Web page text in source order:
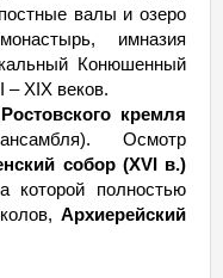
валы и озеро
имназия
Конюшенный
– XIX веков.
кремля
Осмотр
собор (XVI в.)
которой полностью
Архиерейский